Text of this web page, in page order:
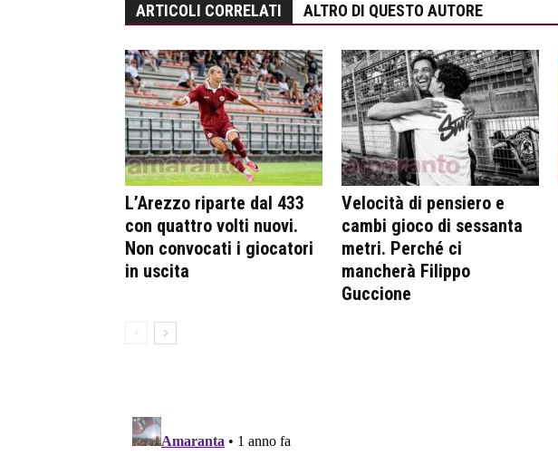
ARTICOLI CORRELATI ALTRO DI QUESTO AUTORE
L’Arezzo riparte dal 433
con quattro volti nuovi.
Non convocati i giocatori
in uscita
Velocità di pensiero e
cambi gioco di sessanta
metri. Perché ci
mancherà Filippo
Guccione